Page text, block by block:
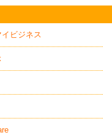
ビジネス